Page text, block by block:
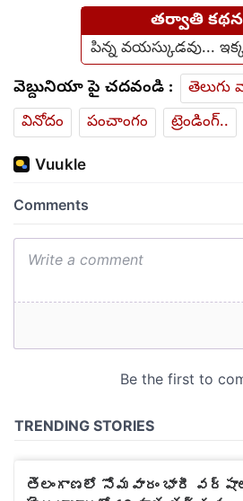
తర్వాతి
పిన్న వయస్కుడవు...
వెబ్దునియా పై చదవండి : తెలుగు
వినోదం
పంచాంగం ట్రెండింగ్..